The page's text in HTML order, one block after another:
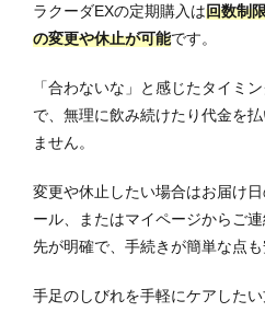
ラクーダEXの定期購入は回数制
の変更や休止が可能です。
「合わないな」と感じたタイミ
で、無理に飲み続けたり代金を
ません。
変更や休止したい場合はお届け
ール、またはマイページからご
先が明確で、手続きが簡単な点も
手足のしびれを手軽にケアした